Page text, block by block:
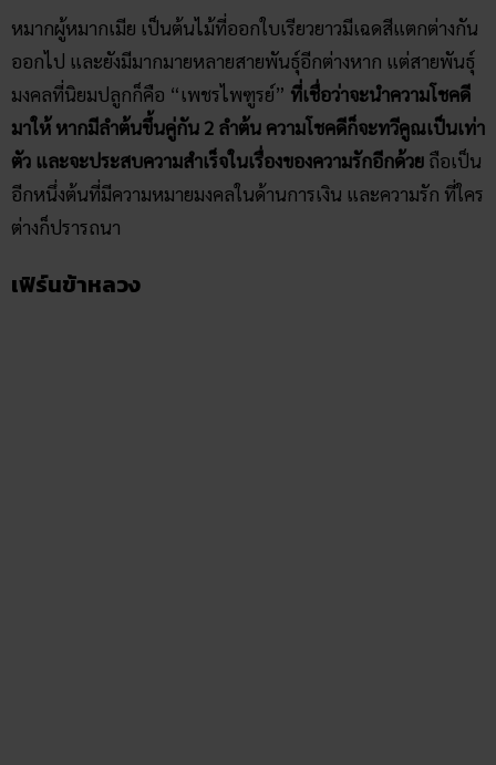
หมากผู้หมากเมีย เป็นต้นไม้ที่ออกใบเรียวยาวมีเฉดสีแตกต่างกัน
ออกไป และยังมีมากมายหลายสายพันธุ์อีกต่างหาก แต่สายพันธุ์
มงคลที่นิยมปลูกก็คือ “เพชรไพฑูรย์”
ตัว และจะประสบความสำเร็จในเรื่องของความรักอีกด้วย